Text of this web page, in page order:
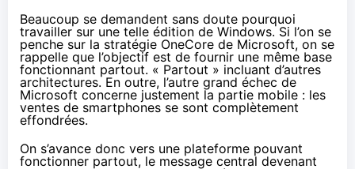
Beaucoup se demandent sans doute pourquoi
travailler sur une telle édition de Windows. Si l’on se
penche sur la stratégie OneCore de Microsoft, on se
rappelle que l’objectif est de fournir une même base
fonctionnant partout. « Partout » incluant d’autres
architectures. En outre, l’autre grand échec de
Microsoft concerne justement la partie mobile : les
ventes de smartphones se sont complètement
effondrées.
On s’avance donc vers une plateforme pouvant
fonctionner partout, le message central devenant